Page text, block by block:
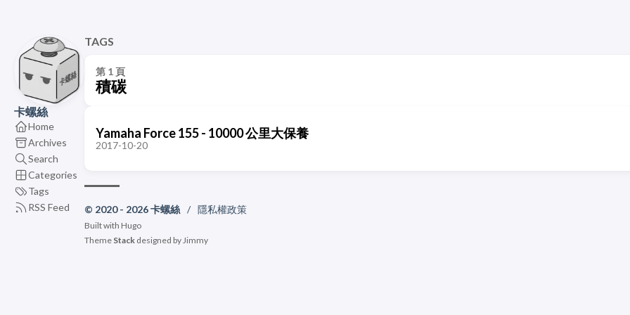
卡螺絲
Home
Archives
Search
Categories
Tags
RSS Feed
TAGS
第 1 頁
積碳
Yamaha Force 155 - 10000 公里大保養
2017-10-20
© 2020 - 2026 卡螺絲 / 隱私權政策
Built with Hugo
Theme Stack designed byJimmy